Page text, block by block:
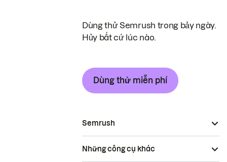
Dùng thử Semrush trong bảy ngày.
Hủy bất cứ lúc nào.
Dùng thử miễn phí
Semrush
Những công cụ khác